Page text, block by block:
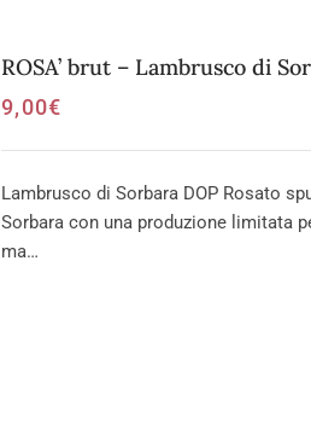
ROSA’ brut – Lambrusco di
9,00€
Lambrusco di Sorbara DOP Rosato
Sorbara con una produzione limitata
ma…